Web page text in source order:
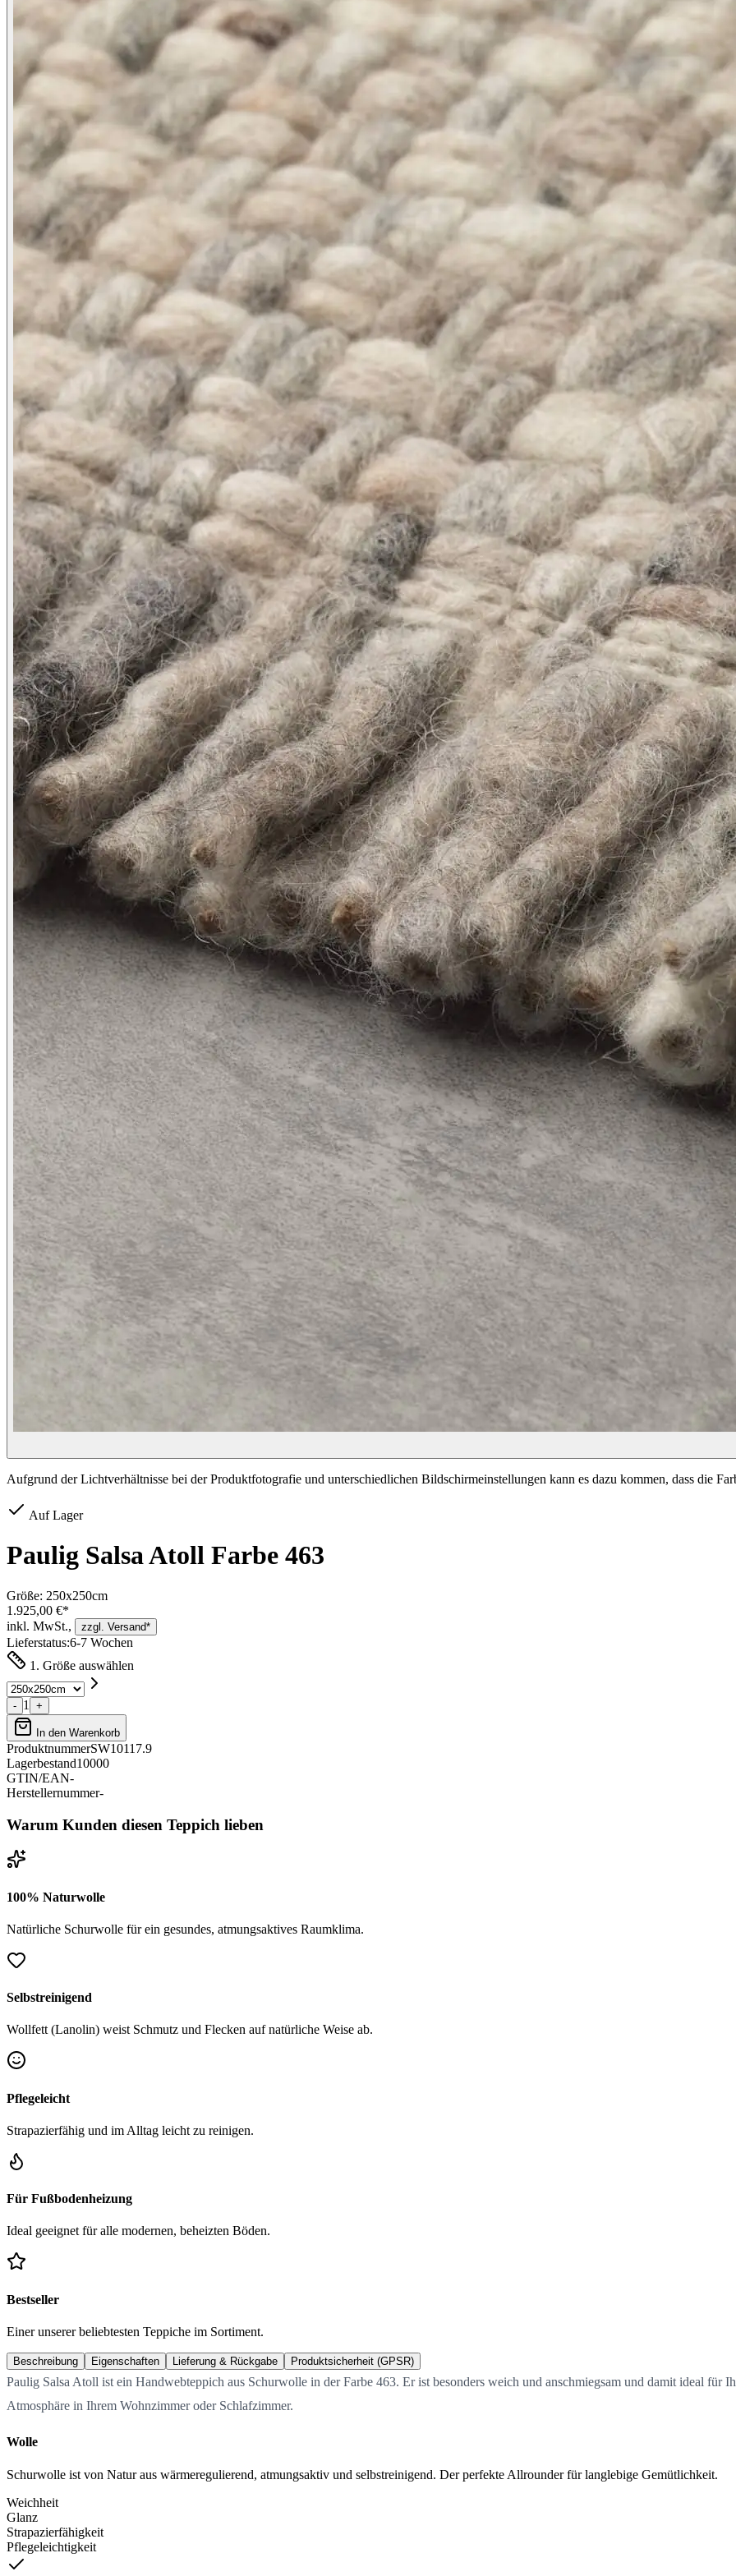
Aufgrund der Lichtverhältnisse bei der Produktfotografie und unterschiedlichen Bildschirmeinstellungen kann es dazu kommen, dass die
Auf Lager
Paulig Salsa Atoll Farbe 463
Größe: 250x250cm
1.925,00 €*
inkl. MwSt.,
zzgl. Versand*
Lieferstatus:6-7 Wochen
1. Größe auswählen
- 1 +
In den Warenkorb
ProduktnummerSW10117.9
Lagerbestand10000
GTIN/EAN-
Herstellernummer-
Warum Kunden diesen Teppich lieben
100% Naturwolle
Natürliche Schurwolle für ein gesundes, atmungsaktives Raumklima.
Selbstreinigend
Wollfett (Lanolin) weist Schmutz und Flecken auf natürliche Weise ab.
Pflegeleicht
Strapazierfähig und im Alltag leicht zu reinigen.
Für Fußbodenheizung
Ideal geeignet für alle modernen, beheizten Böden.
Bestseller
Einer unserer beliebtesten Teppiche im Sortiment.
Beschreibung Eigenschaften Lieferung & Rückgabe Produktsicherheit (GPSR)
Paulig Salsa Atoll ist ein Handwebteppich aus Schurwolle in der Farbe 463. Er ist besonders weich und anschmiegsam und damit ideal für
Atmosphäre in Ihrem Wohnzimmer oder Schlafzimmer.
Wolle
Schurwolle ist von Natur aus wärmeregulierend, atmungsaktiv und selbstreinigend. Der perfekte Allrounder für langlebige Gemütlichkeit.
Weichheit
Glanz
Strapazierfähigkeit
Pflegeleichtigkeit